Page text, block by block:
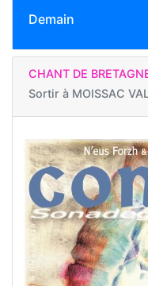
Demain
CHANT DE
Sortir à MOISSAC